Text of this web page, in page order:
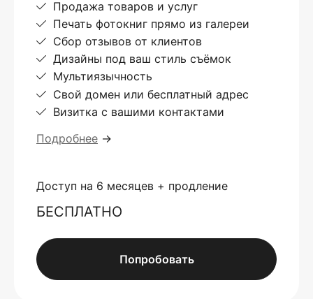
Продажа товаров и услуг
Печать фотокниг прямо из галереи
Сбор отзывов от клиентов
Дизайны под ваш стиль съёмок
Мультиязычность
Свой домен или бесплатный адрес
Визитка с вашими контактами
Подробнее →
Доступ на 6 месяцев + продление
БЕСПЛАТНО
Попробовать